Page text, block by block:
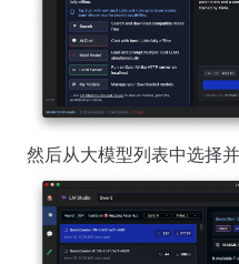
然后从大模型列表中选择并